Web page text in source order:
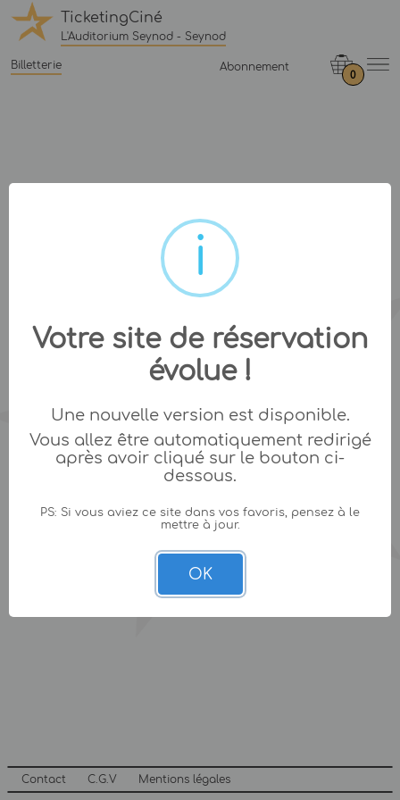
TicketingCiné
L'Auditorium Seynod - Seynod
Billetterie Abonnement
0
Contact C.G.V Mentions légales
Votre site de réservation
évolue !
Une nouvelle version est disponible.
Vous allez être automatiquement redirigé
après avoir cliqué sur le bouton ci-
dessous.
PS: Si vous aviez ce site dans vos favoris, pensez à le
mettre à jour.
OK